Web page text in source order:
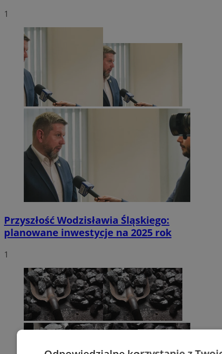
1
Przyszłość Wodzisławia Śląskiego:
planowane inwestycje na 2025 rok
1